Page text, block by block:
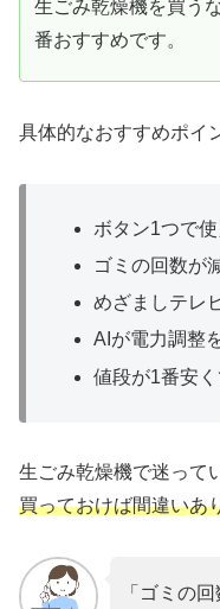
生ごみ乾燥機を買う
番おすすめです。
具体的なおすすめポイ
ボタン1つで使
ゴミの回数が
めざましテレ
AIが電力調整
値段が1番安
生ごみ乾燥機で迷って
買っておけば間違いあ
「ゴミの